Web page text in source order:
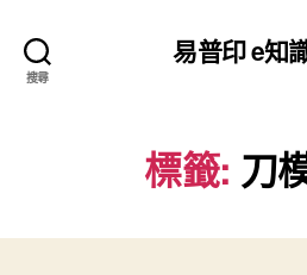
搜尋
易普印 e知
標籤: 刀